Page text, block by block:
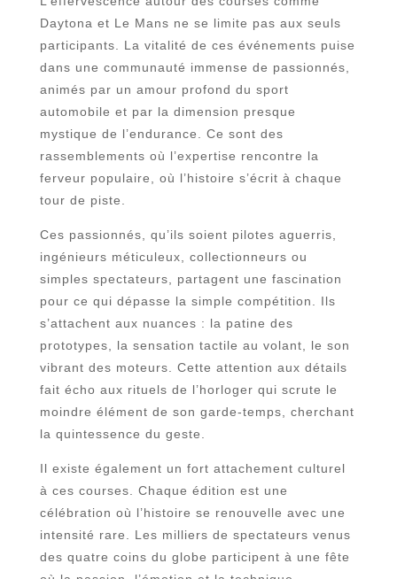
Daytona et Le Mans ne se limite pas aux seuls
participants. La vitalité de ces événements puise
dans une communauté immense de passionnés,
animés par un amour profond du sport
automobile et par la dimension presque
mystique de l’endurance. Ce sont des
rassemblements où l’expertise rencontre la
ferveur populaire, où l’histoire s’écrit à chaque
tour de piste.
Ces passionnés, qu’ils soient pilotes aguerris,
ingénieurs méticuleux, collectionneurs ou
simples spectateurs, partagent une fascination
pour ce qui dépasse la simple compétition. Ils
s’attachent aux nuances : la patine des
prototypes, la sensation tactile au volant, le son
vibrant des moteurs. Cette attention aux détails
fait écho aux rituels de l’horloger qui scrute le
moindre élément de son garde-temps, cherchant
la quintessence du geste.
Il existe également un fort attachement culturel
à ces courses. Chaque édition est une
célébration où l’histoire se renouvelle avec une
intensité rare. Les milliers de spectateurs venus
des quatre coins du globe participent à une fête